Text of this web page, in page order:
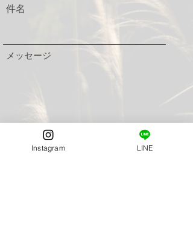
件名
メッセージ
Instagram LINE